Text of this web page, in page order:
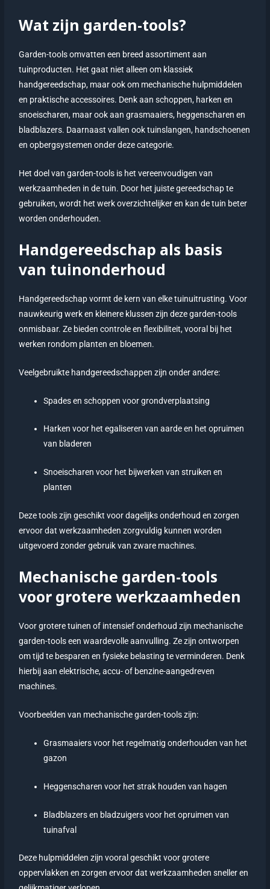
Wat zijn garden-tools?
Garden-tools omvatten een breed assortiment aan
tuinproducten. Het gaat niet alleen om klassiek
handgereedschap, maar ook om mechanische hulpmiddelen
en praktische accessoires. Denk aan schoppen, harken en
snoeischaren, maar ook aan grasmaaiers, heggenscharen en
bladblazers. Daarnaast vallen ook tuinslangen, handschoenen
en opbergsystemen onder deze categorie.
Het doel van garden-tools is het vereenvoudigen van
werkzaamheden in de tuin. Door het juiste gereedschap te
gebruiken, wordt het werk overzichtelijker en kan de tuin beter
worden onderhouden.
Handgereedschap als basis
van tuinonderhoud
Handgereedschap vormt de kern van elke tuinuitrusting. Voor
nauwkeurig werk en kleinere klussen zijn deze garden-tools
onmisbaar. Ze bieden controle en flexibiliteit, vooral bij het
werken rondom planten en bloemen.
Veelgebruikte handgereedschappen zijn onder andere:
Spades en schoppen voor grondverplaatsing
Harken voor het egaliseren van aarde en het opruimen
van bladeren
Snoeischaren voor het bijwerken van struiken en
planten
Deze tools zijn geschikt voor dagelijks onderhoud en zorgen
ervoor dat werkzaamheden zorgvuldig kunnen worden
uitgevoerd zonder gebruik van zware machines.
Mechanische garden-tools
voor grotere werkzaamheden
Voor grotere tuinen of intensief onderhoud zijn mechanische
garden-tools een waardevolle aanvulling. Ze zijn ontworpen
om tijd te besparen en fysieke belasting te verminderen. Denk
hierbij aan elektrische, accu- of benzine-aangedreven
machines.
Voorbeelden van mechanische garden-tools zijn:
Grasmaaiers voor het regelmatig onderhouden van het
gazon
Heggenscharen voor het strak houden van hagen
Bladblazers en bladzuigers voor het opruimen van
tuinafval
Deze hulpmiddelen zijn vooral geschikt voor grotere
oppervlakken en zorgen ervoor dat werkzaamheden sneller en